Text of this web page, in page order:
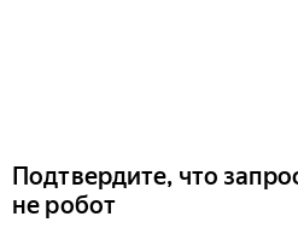
Подтвердите, что
не робот